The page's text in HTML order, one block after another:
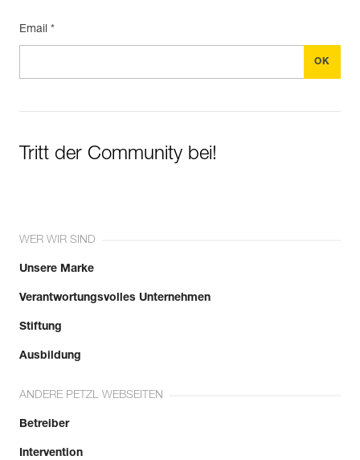
Email *
Tritt der Community bei!
WER WIR SIND
Unsere Marke
Verantwortungsvolles Unternehmen
Stiftung
Ausbildung
ANDERE PETZL WEBSEITEN
Betreiber
Intervention